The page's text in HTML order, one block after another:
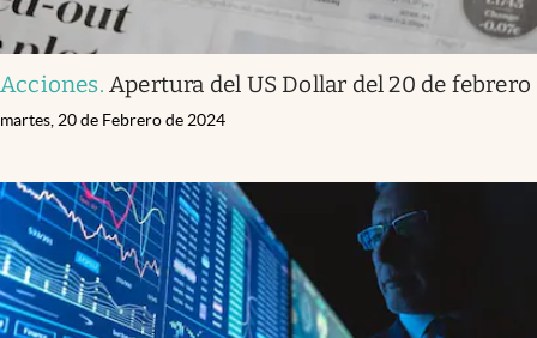
Acciones.Apertura del US Dollar del 20 de febrero
martes, 20 de Febrero de 2024